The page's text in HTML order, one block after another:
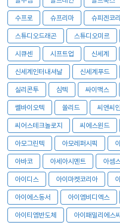
수프로 슈프리마 슈피겐코
스튜디오드래곤 스튜디오미르
시큐센 시프트업 신세계
신세계인터내셔날 신세계푸드
실리콘투 심텍 싸이맥스
쎌바이오텍 쏠리드 씨앤씨
씨어스테크놀로지 씨에스윈드
아모그린텍 아모레퍼시픽
아바코 아세아시멘트 아셈
아이디스 아이마켓코리아
아이에스동서 아이엠비디엑스
아이티엠반도체 아이패밀리에스씨